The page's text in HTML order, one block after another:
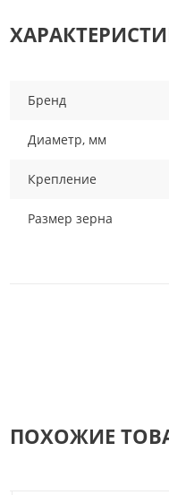
Бренд
Диаметр, мм
Крепление
Размер зерна
ПОХОЖИЕ